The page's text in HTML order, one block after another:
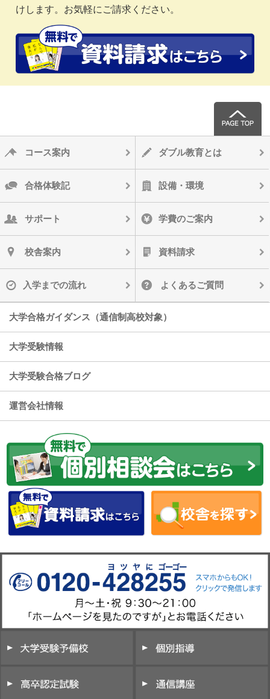
けします。お気軽にご請求ください。
コース案内 ダブル教育とは
合格体験記 設備・環境
サポート 学費のご案内
校舎案内 資料請求
入学までの流れ よくあるご質問
大学合格ガイダンス（通信制高校対象）
大学受験情報
大学受験合格ブログ
運営会社情報